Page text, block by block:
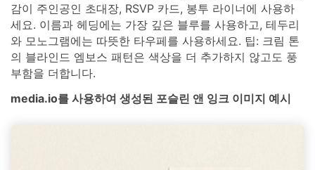
감이 주인공인 초대장, RSVP 카드, 봉투 라이너에 사용하
세요. 이름과 헤딩에는 가장 깊은 블루를 사용하고, 테두리
와 모노그램에는 따뜻한 타우페를 사용하세요. 팁: 크림 톤
의 블라인드 엠보스 패턴은 색상을 더 추가하지 않고도 풍
부함을 더합니다.
media.io를 사용하여 생성된 포슬린 앤 잉크 이미지 예시